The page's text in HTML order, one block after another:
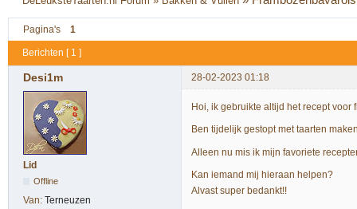
Pagina's 1
Berichten [ 1 ]
Desi1m 28-02-2023 01:18
Lid
Offline
Van: Terneuzen
Hoi, ik gebruikte altijd het recept
Ben tijdelijk gestopt met taarten
Alleen nu mis ik mijn favoriete
Kan iemand mij hieraan helpen?
Alvast super bedankt!!